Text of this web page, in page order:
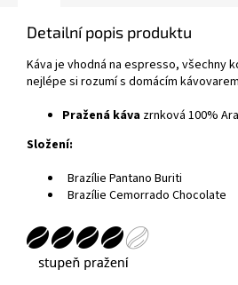
Detailní popis produktu
Káva je vhodná na espresso, všechny
nejlépe si rozumí s domácím
Pražená káva zrnková 100%
Složení:
Brazílie Pantano Buriti
Brazílie Cemorrado Chocolate